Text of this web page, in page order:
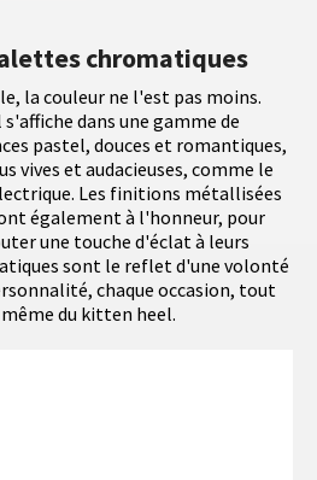
chromatiques
la couleur ne l'est pas moins.
dans une gamme de
pastel, douces et romantiques,
vives et audacieuses, comme le
Les finitions métallisées
également à l'honneur, pour
une touche d'éclat à leurs
sont le reflet d'une volonté
chaque occasion, tout
du kitten heel.